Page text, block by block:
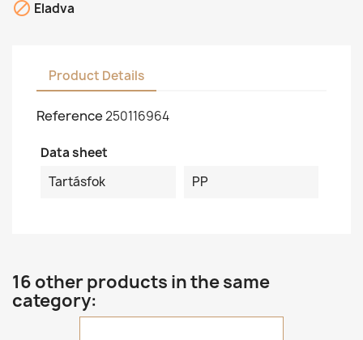
 Eladva
Product Details
Reference250116964
Data sheet
Tartásfok
PP
16 other products in the same
category: